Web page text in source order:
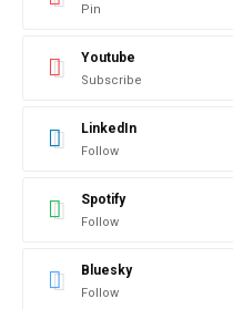
Pin
Youtube
Subscribe
LinkedIn
Follow
Spotify
Follow
Bluesky
Follow